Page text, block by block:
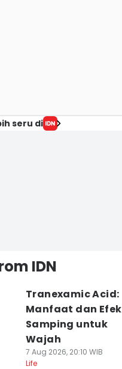
seru di
IDN
Tranexamic Acid:
Manfaat dan Efek
Samping untuk
Wajah
7 Aug 2026, 20:10 WIB
Life